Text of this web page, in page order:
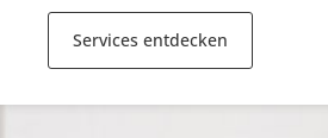
Services entdecken